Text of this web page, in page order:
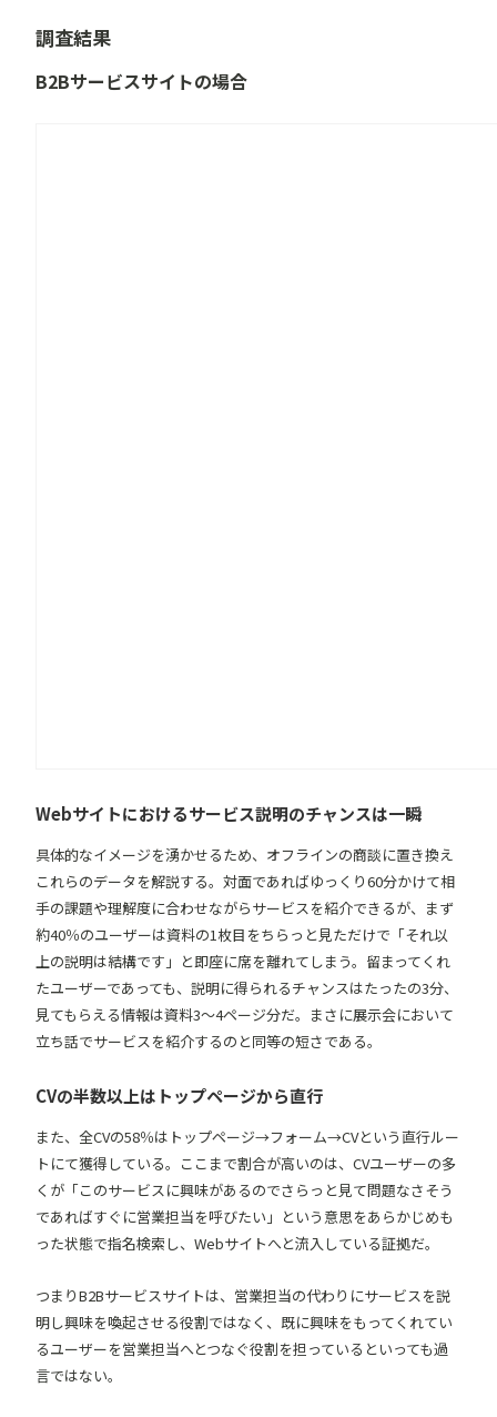
調査結果
B2Bサービスサイトの場合
Webサイトにおけるサービス説明のチャンスは一瞬
具体的なイメージを湧かせるため、オフラインの商談に置き換え
これらのデータを解説する。対面であればゆっくり60分かけて相
手の課題や理解度に合わせながらサービスを紹介できるが、まず
約40％のユーザーは資料の1枚目をちらっと見ただけで「それ以
上の説明は結構です」と即座に席を離れてしまう。留まってくれ
たユーザーであっても、説明に得られるチャンスはたったの3分、
見てもらえる情報は資料3〜4ページ分だ。まさに展示会において
立ち話でサービスを紹介するのと同等の短さである。
CVの半数以上はトップページから直行
また、全CVの58％はトップページ→フォーム→CVという直行ルー
トにて獲得している。ここまで割合が高いのは、CVユーザーの多
くが「このサービスに興味があるのでさらっと見て問題なさそう
であればすぐに営業担当を呼びたい」という意思をあらかじめも
った状態で指名検索し、Webサイトへと流入している証拠だ。
つまりB2Bサービスサイトは、営業担当の代わりにサービスを説
明し興味を喚起させる役割ではなく、既に興味をもってくれてい
るユーザーを営業担当へとつなぐ役割を担っているといっても過
言ではない。